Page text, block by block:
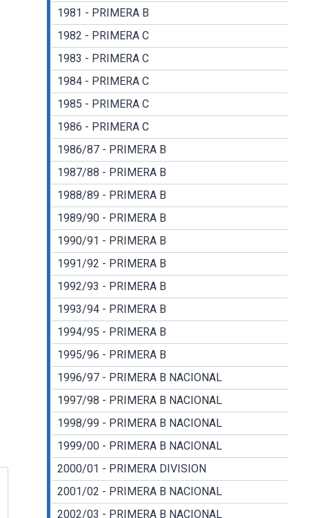
1981 - PRIMERA B
1982 - PRIMERA C
1983 - PRIMERA C
1984 - PRIMERA C
1985 - PRIMERA C
1986 - PRIMERA C
1986/87 - PRIMERA B
1987/88 - PRIMERA B
1988/89 - PRIMERA B
1989/90 - PRIMERA B
1990/91 - PRIMERA B
1991/92 - PRIMERA B
1992/93 - PRIMERA B
1993/94 - PRIMERA B
1994/95 - PRIMERA B
1995/96 - PRIMERA B
1996/97 - PRIMERA B NACIONAL
1997/98 - PRIMERA B NACIONAL
1998/99 - PRIMERA B NACIONAL
1999/00 - PRIMERA B NACIONAL
2000/01 - PRIMERA DIVISION
2001/02 - PRIMERA B NACIONAL
2002/03 - PRIMERA B NACIONAL